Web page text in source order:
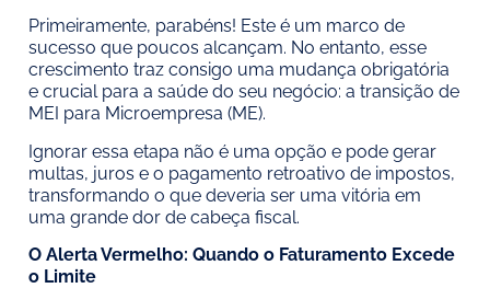
Primeiramente, parabéns! Este é um marco de
sucesso que poucos alcançam. No entanto, esse
crescimento traz consigo uma mudança obrigatória
e crucial para a saúde do seu negócio: a transição de
MEI para Microempresa (ME).
Ignorar essa etapa não é uma opção e pode gerar
multas, juros e o pagamento retroativo de impostos,
transformando o que deveria ser uma vitória em
uma grande dor de cabeça fiscal.
O Alerta Vermelho: Quando o Faturamento Excede
o Limite